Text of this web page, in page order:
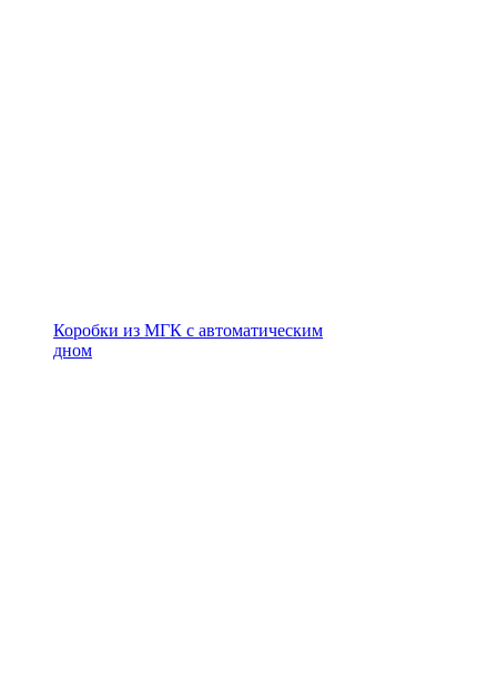
Коробки из МГК с автоматическим
дном